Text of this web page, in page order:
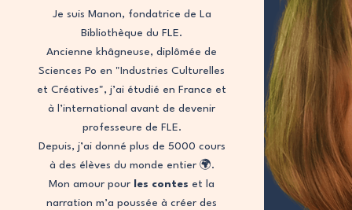
Je suis Manon, fondatrice de La
Bibliothèque du FLE.
Ancienne khâgneuse, diplômée de
Sciences Po en "Industries Culturelles
et Créatives", j’ai étudié en France et
à l’international avant de devenir
professeure de FLE.
Depuis, j’ai donné plus de 5000 cours
à des élèves du monde entier 🌍.
Mon amour pour
les contes et la
narration m’a poussée à créer des